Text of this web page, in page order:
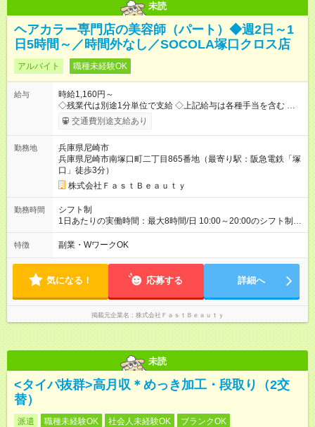
未読
ヘアカラー専門店の美容師（パート）◆週2日～1
日5時間～／時間外なし／SOCOLA塚口クロス店
アルバイト 職種未経験OK
給与
時給1,160円～
◇残業代は別途1分単位で支給 ◇上記給与は各種手当を含む ◇毎
月インセンティブポイント付与 ・店舗売上や入客人数などに応
じてインセンティブポイントを付与 ・ポイントは6ヶ月に一度引
理美容師手当あり 研修期間6ヶ月間は以下給与のみ変更あり 時
給1120円 ※交通費支給（全額支給） ※給与に関しては2025年度
の最低賃金を反映済み ※各都道府県の施行月より適応、入社時
期によっては変動の可能性あり 詳細は、採用担当へお問い合わ
せください 【試用期間】試用期間なし
交通費別途支給あり
勤務地
兵庫県尼崎市
兵庫県尼崎市南塚口町二丁目865番地（最寄り駅：阪急電鉄「塚
口」徒歩3分）
株式会社ＦａｓｔＢｅａｕｔｙ
勤務時間
シフト制
1日あたりの実働時間：最大8時間/日 10:00～20:00のシフト制
週2日～、1日5時間～OK シフトはご希望を伺いながら相談のう
え決定します 扶養内勤務・ダブルワークOK
特徴 副業・WワークOK
気になる！ 応募する 詳細へ
掲載元企業名 株式会社ＦａｓｔＢｅａｕｔｙ
未読
<タイパ抜群>高月収＊めっき加工・段取り（2交
替）
派遣 職種未経験OK 社会人未経験OK
ブランクOK